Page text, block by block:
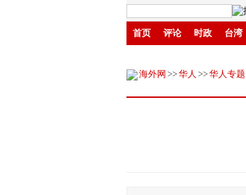
首页 评论 时政 台湾
海外网 >>华人 >>华人专题